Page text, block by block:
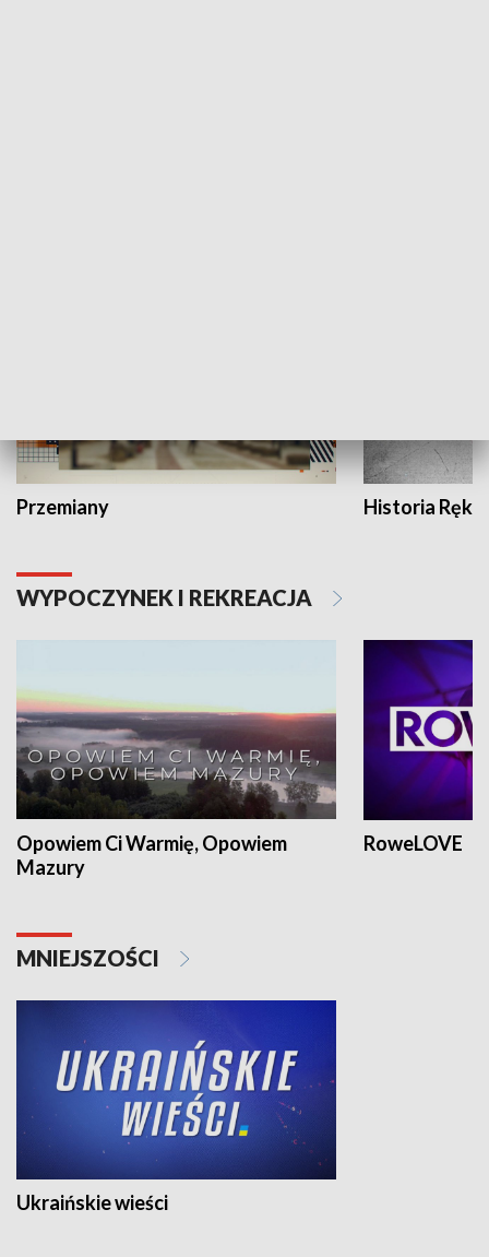
Przemiany Historia Ręką
WYPOCZYNEK I REKREACJA
Opowiem Ci Warmię, Opowiem
Mazury
RoweLOVE
MNIEJSZOŚCI
Ukraińskie wieści